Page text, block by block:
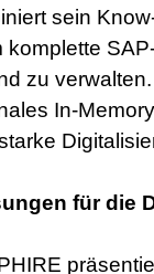
sein
komplette
zu
In-
für die